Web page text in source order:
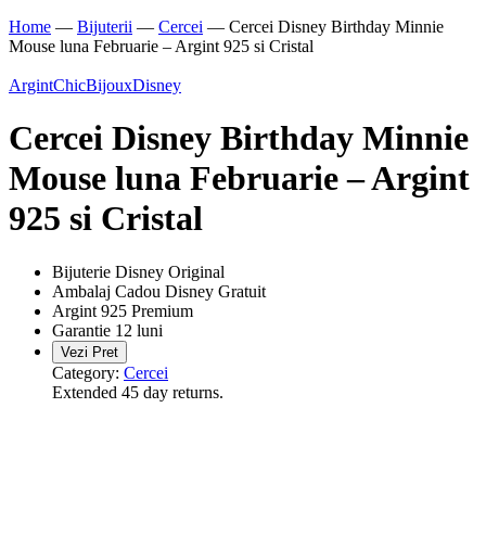
Home — Bijuterii — Cercei — Cercei Disney Birthday Minnie
Mouse luna Februarie – Argint 925 si Cristal
ArgintChicBijouxDisney
Cercei Disney Birthday Minnie
Mouse luna Februarie – Argint
925 si Cristal
Bijuterie Disney Original
Ambalaj Cadou Disney Gratuit
Argint 925 Premium
Garantie 12 luni
Vezi Pret
Category: Cercei
Extended 45 day returns.